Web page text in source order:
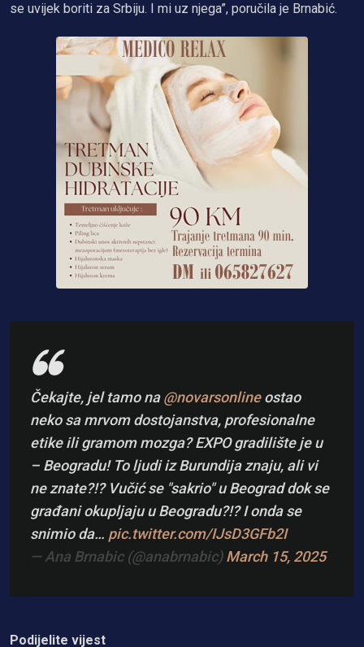
se uvijek boriti za Srbiju. I mi uz njega”, poručila je Brnabić.
Čekajte, jel tamo na@novarsonlineostao
neko sa mrvom dostojanstva, profesionalne
etike ili gramom mozga? EXPO gradilište je u
– Beogradu! To ljudi iz Burundija znaju, ali vi
ne znate?!? Vučić se "sakrio" u Beograd dok se
građani okupljaju u Beogradu?!? I onda se
snimio da… pic.twitter.com/IJsD3GFb2I
— Ana Brnabic (@anabrnabic)March 15, 2025
Podijelite vijest